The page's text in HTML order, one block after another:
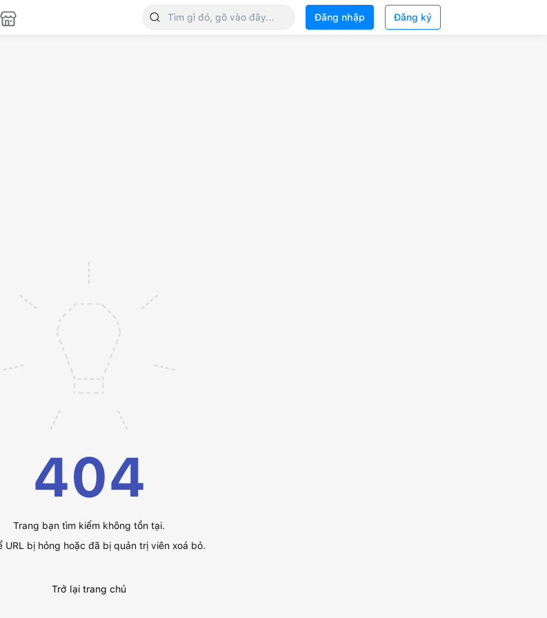
Đăng nhập Đăng ký
404
Trang bạn tìm kiếm không tồn tại.
URL bị hỏng hoặc đã bị quản trị viên xoá bỏ.
Trở lại trang chủ